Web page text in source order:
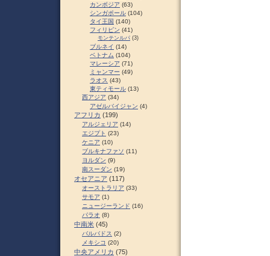
カンボジア (63)
シンガポール (104)
タイ王国 (140)
フィリピン (41)
モンテンルパ (3)
ブルネイ (14)
ベトナム (104)
マレーシア (71)
ミャンマー (49)
ラオス (43)
東ティモール (13)
西アジア (34)
アゼルバイジャン (4)
アフリカ (199)
アルジェリア (14)
エジプト (23)
ケニア (10)
ブルキナファソ (11)
ヨルダン (9)
南スーダン (19)
オセアニア (117)
オーストラリア (33)
サモア (1)
ニュージーランド (16)
パラオ (8)
中南米 (45)
バルバドス (2)
メキシコ (20)
中央アメリカ (75)